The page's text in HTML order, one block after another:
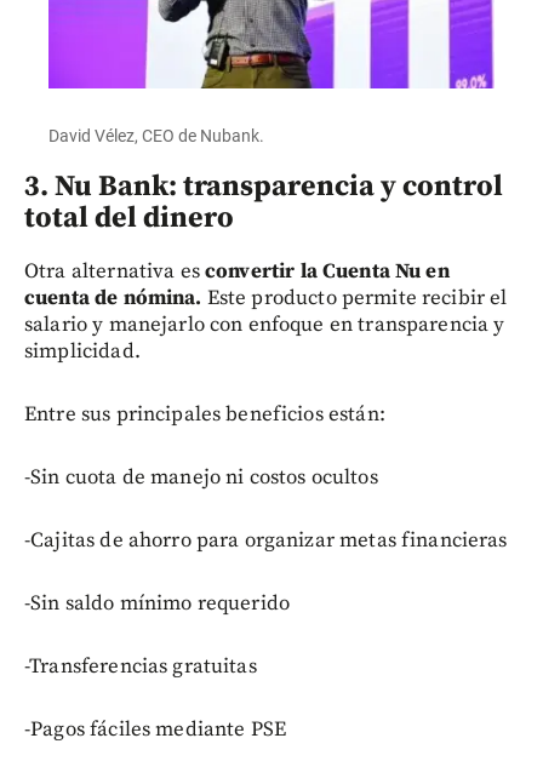
David Vélez, CEO de Nubank.
3. Nu Bank: transparencia y control
total del dinero
Otra alternativa esconvertir la Cuenta Nu en
cuenta de nómina. Este producto permite recibir el
salario y manejarlo con enfoque en transparencia y
simplicidad.
Entre sus principales beneficios están:
-Sin cuota de manejo ni costos ocultos
-Cajitas de ahorro para organizar metas financieras
-Sin saldo mínimo requerido
-Transferencias gratuitas
-Pagos fáciles mediante PSE